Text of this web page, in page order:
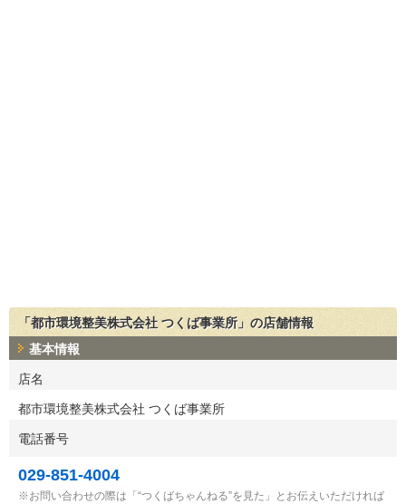
「都市環境整美株式会社 つくば事業所」の店舗情報
基本情報
店名
都市環境整美株式会社 つくば事業所
電話番号
029-851-4004
お問い合わせの際は「“つくばちゃんねる”を見た」とお伝えいただければ